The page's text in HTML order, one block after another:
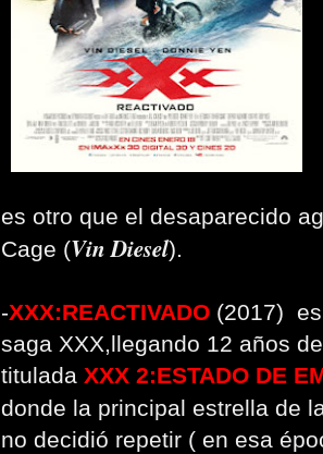
es otro que el desaparecido
Cage (Vin Diesel).
-XXX:REACTIVADO (2017)
saga XXX,llegando 12 años
titulada XXX 2:ESTADO DE
donde la principal estrella de
no decidió repetir ( en esa